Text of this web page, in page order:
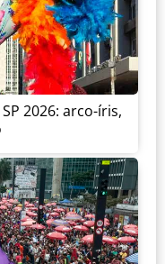
2026: arco-íris,